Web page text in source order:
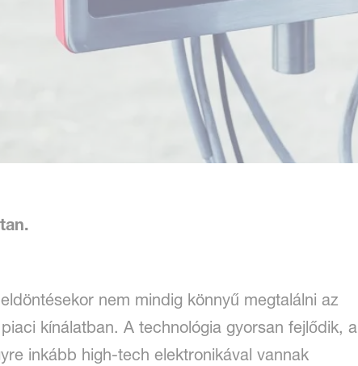
nem mindig könnyű megtalálni az
kínálatban. A technológia gyorsan fejlődik, a
inkább high-tech elektronikával vannak